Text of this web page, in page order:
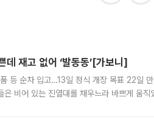
재고 없어 ‘발동동’[가보니]
등 순차 입고…13일 정식 개장 목표 22일
비어 있는 진열대를 채우느라 바쁘게 움직